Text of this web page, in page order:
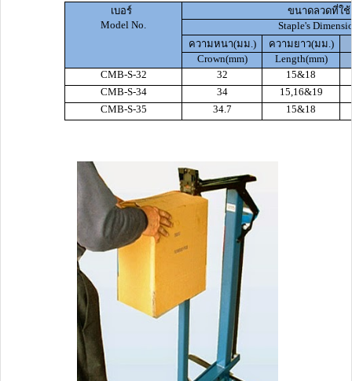
เบอร์
Model No.
ขนาดลวดที่ใช้
Staple's
ความหนา(มม.)
ความยาว(มม.)
Crown(mm)
Length(mm)
CMB-S-32
32
15&18
CMB-S-34
34
15,16&19
CMB-S-35
34.7 15&18